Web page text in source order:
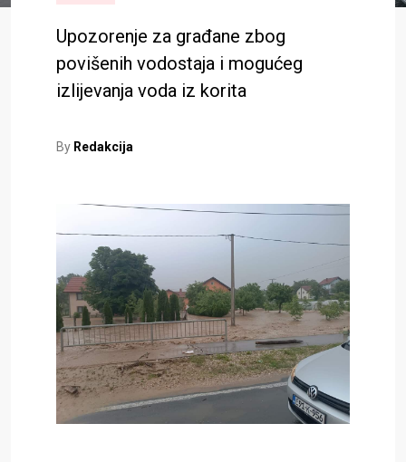
Upozorenje za građane zbog
povišenih vodostaja i mogućeg
izlijevanja voda iz korita
By Redakcija